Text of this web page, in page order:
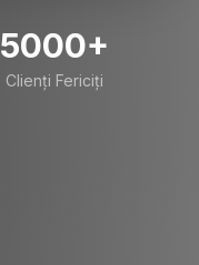
5000+
Clienți Fericiți